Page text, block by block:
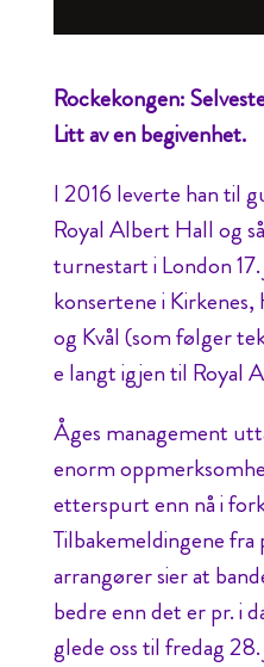
Rockekongen:
Litt av en begivenhet.
I 2016 leverte han til
Royal Albert Hall og
turnestart i London
konsertene i
og Kvål (som følger
e langt igjen til Royal
Åges management
enorm
etterspurt enn nå i
Tilbakemeldingene
arrangører sier at
bedre enn det er pr. i
glede oss til fredag